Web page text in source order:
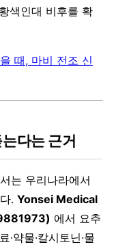
색인대 비후를 확
때, 마비 전조 신
다는 근거
는 우리나라에서
. Yonsei Medical
에서 요추
약물·칼시토닌·물